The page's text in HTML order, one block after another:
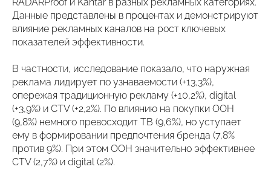
Данные представлены в процентах и демонстрируют
влияние рекламных каналов на рост ключевых
показателей эффективности.
В частности, исследование показало, что наружная
реклама лидирует по узнаваемости (+13,3%),
опережая традиционную рекламу (+10,2%), digital
(+3,9%) и CTV (+2,2%). По влиянию на покупки OOH
(9,8%) немного превосходит ТВ (9,6%), но уступает
ему в формировании предпочтения бренда (7,8%
против 9%). При этом OOH значительно эффективнее
CTV (2,7%) и digital (2%).